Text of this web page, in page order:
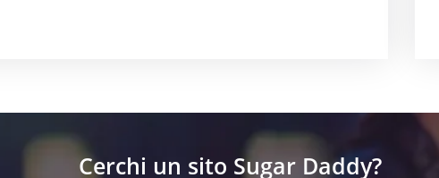
Cerchi un sito Sugar Daddy?